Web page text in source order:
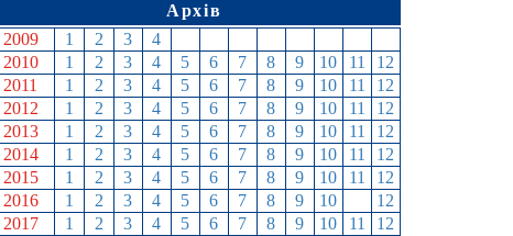
Архів
2009
1 2 3 4
2010
1 2 3 4 5 6 7 8 9 10 11
12
2011
1 2 3 4 5 6 7 8 9 10 11
12
2012
1 2 3 4 5 6 7 8 9 10 11
12
2013
1 2 3 4 5 6 7 8 9 10 11
12
2014
1 2 3 4 5 6 7 8 9 10 11
12
2015
1 2 3 4 5 6 7 8 9 10 11
12
2016
1 2 3 4 5 6 7 8 9 10
12
2017
1 2 3 4 5 6 7 8 9 10 11
12